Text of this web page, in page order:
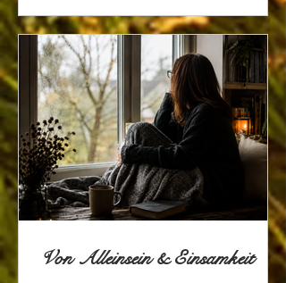
Von Alleinsein & Einsamkeit